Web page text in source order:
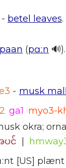
- betel leaves.
paan (pɑːn 🔊).
- musk
ga1 myo3-
okra;
ပင် |
[US] plænt